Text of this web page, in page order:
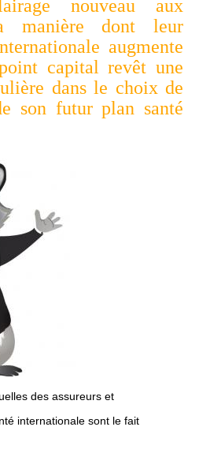
nouveau aux
manière dont leur
augmente
capital revêt une
dans le choix de
son futur plan santé
des assureurs et
internationale sont le fait